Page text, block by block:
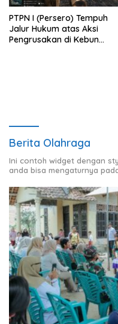
PTPN I (Persero) Tempuh
Jalur Hukum atas Aksi
Pengrusakan di Kebun
Berita Olahraga
Ini contoh widget dengan
anda bisa mengaturnya